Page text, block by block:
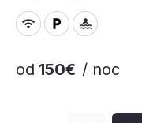
od 150€ / noc